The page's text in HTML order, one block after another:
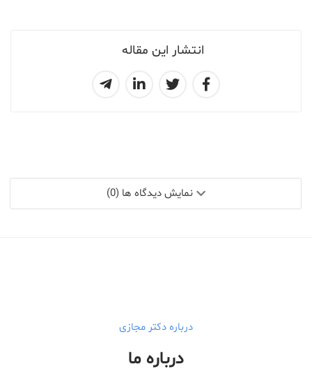
انتشار این مقاله
نمایش دیدگاه ها (0)
درباره دکتر مجازی
درباره ما